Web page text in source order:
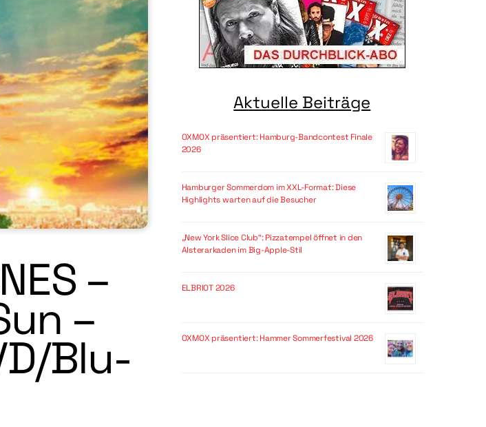
–
–
Blu-
Aktuelle Beiträge
OXMOX präsentiert: Hamburg-Bandcontest Finale
2026
Hamburger Sommerdom im XXL-Format: Diese
Highlights warten auf die Besucher
„New York Slice Club“: Pizzatempel öffnet in den
Alsterarkaden im Big-Apple-Stil
ELBRIOT 2026
OXMOX präsentiert: Hammer Sommerfestival 2026